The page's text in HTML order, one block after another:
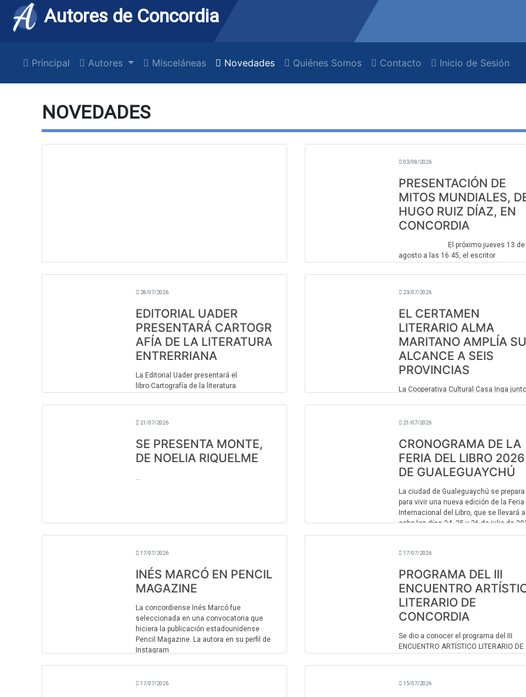
Autores de Concordia
Principal Autores Misceláneas Novedades Quiénes Somos Contacto Inicio de Sesión
NOVEDADES
03/08/2026
PRESENTACIÓN DE
MITOS MUNDIALES,
HUGO RUIZ DÍAZ, EN
CONCORDIA
El próximo jueves 13 de
agosto a las 16:45, el escritor
su libro Mitos mundiales en el marco
28/07/2026
EDITORIAL UADER
PRESENTARÁ CARTOGR
AFÍA DE LA LITERATURA
ENTRERRIANA
La Editorial Uader presentará el
libro Cartografía de la literatura
viernes 31 de julio a las 15 en el Salón de
23/07/2026
EL CERTAMEN
LITERARIO ALMA
MARITANO AMPLÍA SU
ALCANCE A SEIS
PROVINCIAS
La Cooperativa Cultural Casa Inga
convocatoria para la quinta edición del
21/07/2026
SE PRESENTA MONTE,
DE NOELIA RIQUELME
...
21/07/2026
CRONOGRAMA DE LA
FERIA DEL LIBRO 2026
DE GUALEGUAYCHÚ
La ciudad de Gualeguaychú se prepara
para vivir una nueva edición de la Feria
Internacional del Libro, que se llevará a
cabo los días 24, 25 y 26 de julio de
en los Galpones del Puerto,
17/07/2026
INÉS MARCÓ EN PENCIL
MAGAZINE
La concordiense Inés Marcó fue
seleccionada en una convocatoria que
hiciera la publicación estadounidense
Pencil Magazine. La autora en su perfil de
Instagram
17/07/2026
PROGRAMA DEL III
ENCUENTRO
LITERARIO DE
CONCORDIA
Se dio a conocer el programa del III
ENCUENTRO ARTÍSTICO LITERARIO DE
Independientes de Concordia,
17/07/2026 15/07/2026